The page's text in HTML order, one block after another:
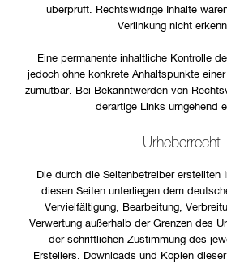
überprüft. Rechtswidrige Inhalte
Verlinkung nicht
Eine permanente inhaltliche Kontrolle
jedoch ohne konkrete Anhaltspunkte
zumutbar. Bei Bekanntwerden von
derartige Links umgehend
Urheberrecht
Die durch die Seitenbetreiber erstellten
diesen Seiten unterliegen dem
Vervielfältigung, Bearbeitung,
Verwertung außerhalb der Grenzen des
der schriftlichen Zustimmung des
Erstellers. Downloads und Kopien